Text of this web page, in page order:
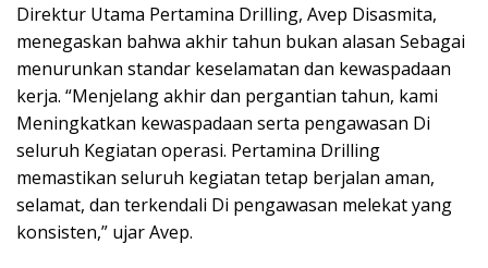
Direktur Utama Pertamina Drilling, Avep Disasmita,
menegaskan bahwa akhir tahun bukan alasan Sebagai
menurunkan standar keselamatan dan kewaspadaan
kerja. “Menjelang akhir dan pergantian tahun, kami
Meningkatkan kewaspadaan serta pengawasan Di
seluruh Kegiatan operasi. Pertamina Drilling
memastikan seluruh kegiatan tetap berjalan aman,
selamat, dan terkendali Di pengawasan melekat yang
konsisten,” ujar Avep.